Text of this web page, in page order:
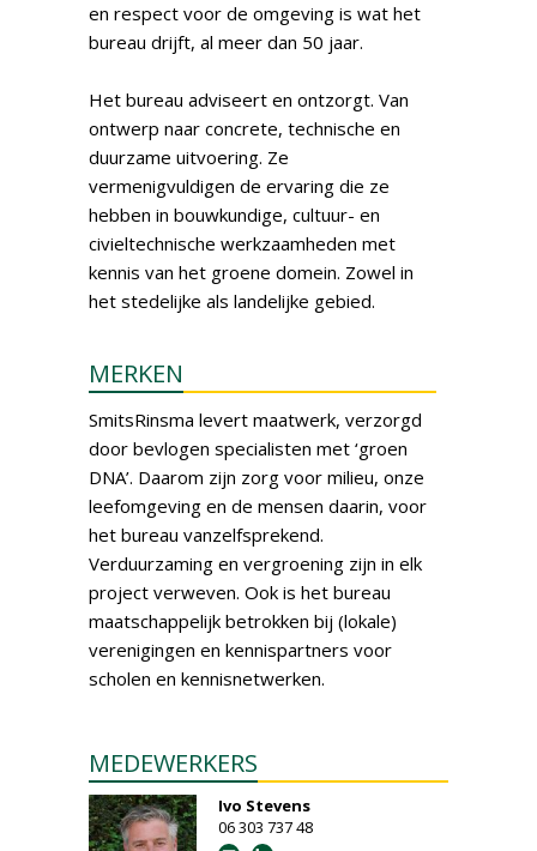
en respect voor de omgeving is wat het
bureau drijft, al meer dan 50 jaar.
Het bureau adviseert en ontzorgt. Van
ontwerp naar concrete, technische en
duurzame uitvoering. Ze
vermenigvuldigen de ervaring die ze
hebben in bouwkundige, cultuur- en
civieltechnische werkzaamheden met
kennis van het groene domein. Zowel in
het stedelijke als landelijke gebied.
MERKEN
SmitsRinsma levert maatwerk, verzorgd
door bevlogen specialisten met ‘groen
DNA’. Daarom zijn zorg voor milieu, onze
leefomgeving en de mensen daarin, voor
het bureau vanzelfsprekend.
Verduurzaming en vergroening zijn in elk
project verweven. Ook is het bureau
maatschappelijk betrokken bij (lokale)
verenigingen en kennispartners voor
scholen en kennisnetwerken.
MEDEWERKERS
Ivo Stevens
06 303 737 48